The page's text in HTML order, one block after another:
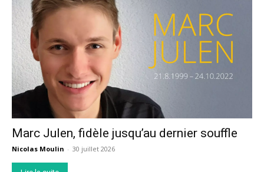
Marc Julen, fidèle jusqu’au dernier souffle
Nicolas Moulin - 30 juillet 2026